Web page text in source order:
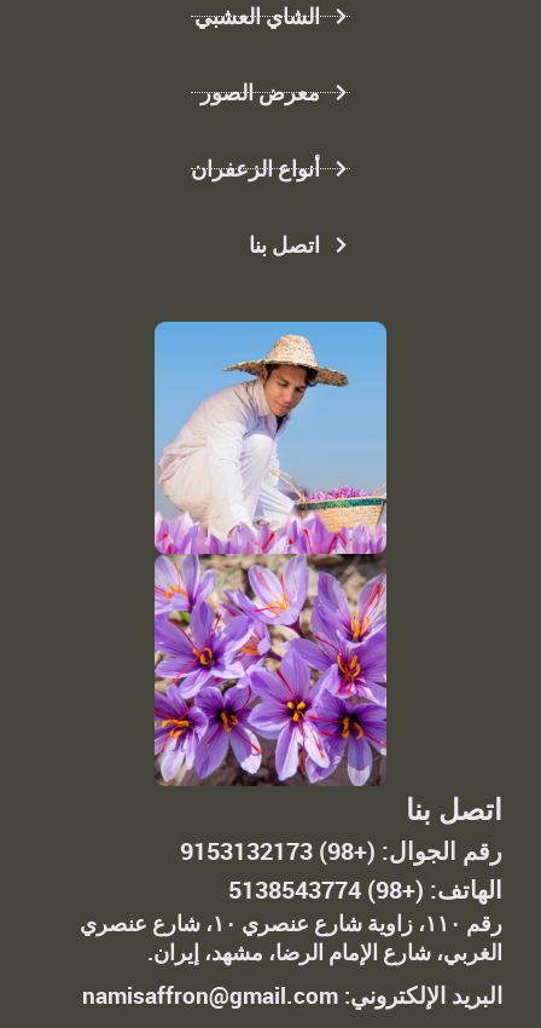
اتصل بنا
رقم الجوال: (+98) 9153132173
الهاتف: (+98) 5138543774
رقم ١١٠، زاوية شارع عنصري ١٠، شارع عنصري
الغربي، شارع الإمام الرضا، مشهد، إيران.
البريد الإلكتروني: namisaffron@gmail.com
الشاي العشبي
معرض الصور
أنواع الزعفران
اتصل بنا